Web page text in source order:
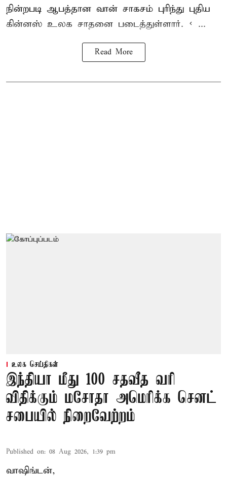
நின்றபடி ஆபத்தான வான் சாகசம் புரிந்து புதிய
கின்னஸ் உலக சாதனை படைத்துள்ளார். < ...
Read More
உலக செய்திகள்
இந்தியா மீது 100 சதவீத வரி
விதிக்கும் மசோதா அமெரிக்க செனட்
சபையில் நிறைவேற்றம்
Published on: 08 Aug 2026, 1:39 pm
வாஷிங்டன்,